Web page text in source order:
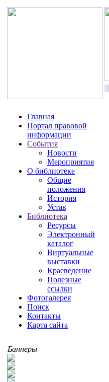
Главная
Портал правовой
информации
События
Новости
Мероприятия
О библиотеке
Общие
положения
История
Устав
Библиотека
Ресурсы
Электронный
каталог
Виртуальные
выставки
Краеведение
Полезные
ссылки
Фотогалерея
Поиск
Контакты
Карта сайта
Баннеры